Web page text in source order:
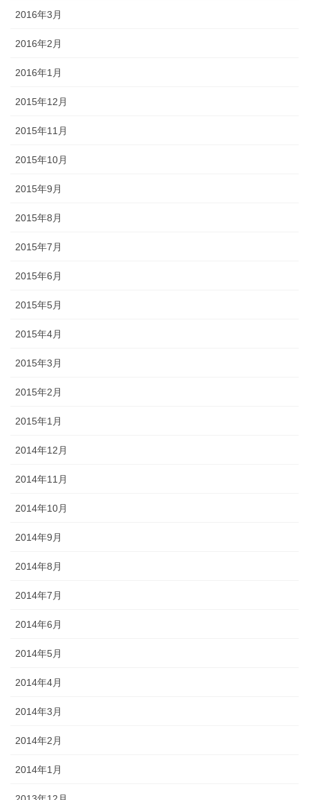
2016年3月
2016年2月
2016年1月
2015年12月
2015年11月
2015年10月
2015年9月
2015年8月
2015年7月
2015年6月
2015年5月
2015年4月
2015年3月
2015年2月
2015年1月
2014年12月
2014年11月
2014年10月
2014年9月
2014年8月
2014年7月
2014年6月
2014年5月
2014年4月
2014年3月
2014年2月
2014年1月